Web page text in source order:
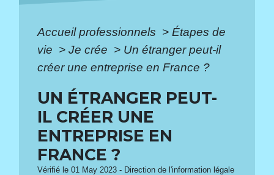
Accueil professionnels > Étapes de
vie > Je crée > Un étranger peut-il
créer une entreprise en France ?
UN ÉTRANGER PEUT-
IL CRÉER UNE
ENTREPRISE EN
FRANCE ?
Vérifié le 01 May 2023 - Direction de l'information légale